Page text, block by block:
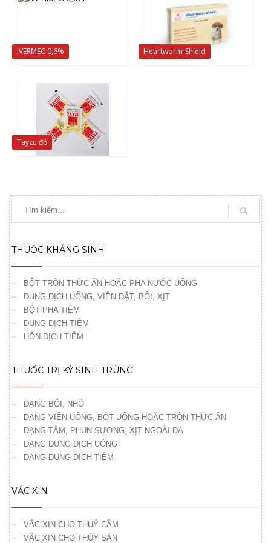
IVERMEC 0,6% Heartworm-Shield
Tayzu đỏ
THUỐC KHÁNG SINH
BỘT TRỘN THỨC ĂN HOẶC PHA NƯỚC UỐNG
DUNG DỊCH UỐNG, VIÊN ĐẶT, BÔI, XỊT
BỘT PHA TIÊM
DUNG DỊCH TIÊM
HỖN DỊCH TIÊM
THUỐC TRỊ KÝ SINH TRÙNG
DẠNG BÔI, NHỎ
DẠNG VIÊN UỐNG, BỘT UỐNG HOẶC TRỘN THỨC ĂN
DẠNG TẮM, PHUN SƯƠNG, XỊT NGOÀI DA
DẠNG DUNG DỊCH UỐNG
DẠNG DUNG DỊCH TIÊM
VẮC XIN
VẮC XIN CHO THUỶ CẦM
VẮC XIN CHO THỦY SẢN